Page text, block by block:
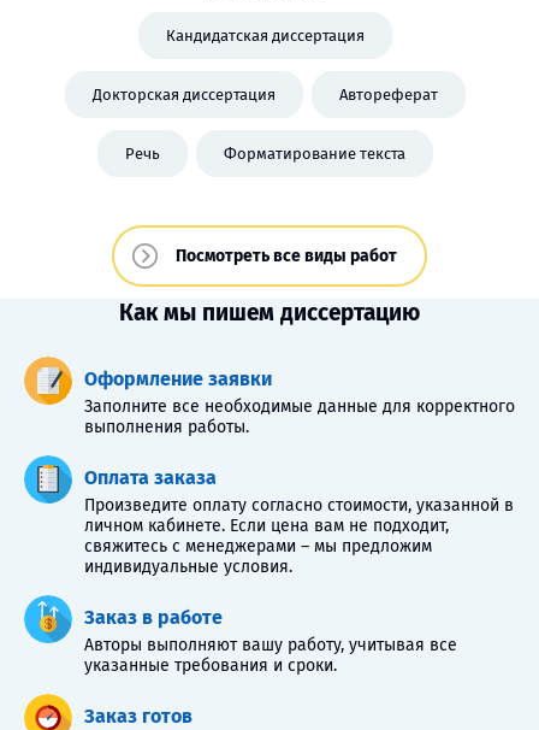
Кандидатская диссертация
Докторская диссертация Автореферат
Речь Форматирование текста
Посмотреть все виды работ
Как мы пишем диссертацию
Оформление заявки
Заполните все необходимые данные для корректного
выполнения работы.
Оплата заказа
Произведите оплату согласно стоимости, указанной в
личном кабинете. Если цена вам не подходит,
свяжитесь с менеджерами – мы предложим
индивидуальные условия.
Заказ в работе
Авторы выполняют вашу работу, учитывая все
указанные требования и сроки.
Заказ готов